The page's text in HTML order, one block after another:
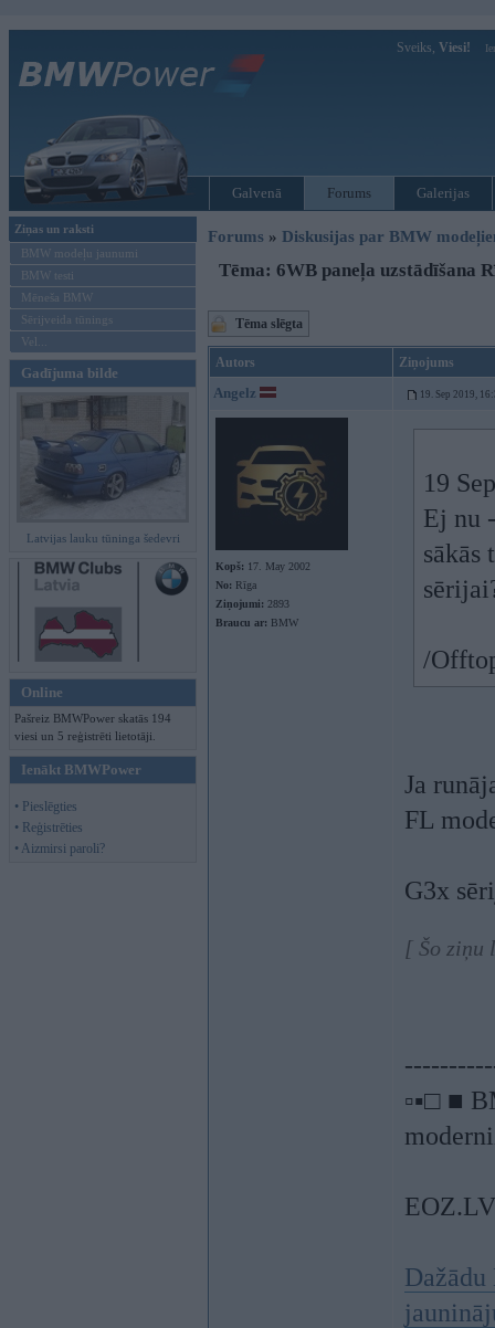
Sveiks, Viesi!
Galvenā Forums Galerijas
Ziņas un raksti
BMW modeļu jaunumi
BMW testi
Mēneša BMW
Sērijveida tūnings
Vel...
Gadījuma bilde
Latvijas lauku tūninga šedevri
Online
Pašreiz BMWPower skatās 194
viesi un 5 reģistrēti lietotāji.
Ienākt BMWPower
• Pieslēgties
• Reģistrēties
• Aizmirsi paroli?
Forums » Diskusijas par BMW
Tēma: 6WB paneļa uzstādīšana
Tēma slēgta
Autors Ziņojums
Angelz 19. Sep 2019,
Kopš: 17. May 2002
No: Rīga
Ziņojumi: 2893
Braucu ar: BMW
19
Ej nu
sākās
/
Ja
FL
G3x
[ Šo ziņu
▫▪□ ■
EOZ.LV